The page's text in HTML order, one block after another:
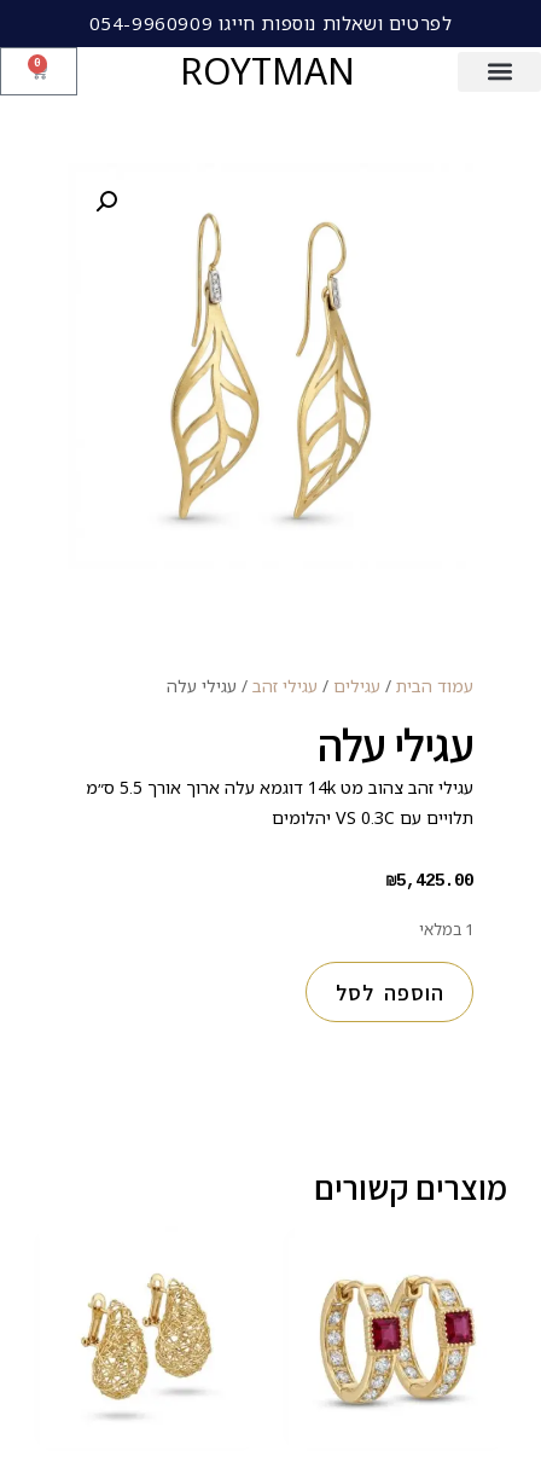
לפרטים ושאלות נוספות חייגו 054-9960909
ROYTMAN
0
עמוד הבית / עגילים / עגילי זהב / עגילי עלה
עגילי עלה
עגילי זהב צהוב מט 14k דוגמא עלה ארוך אורך 5.5 ס״מ
תלויים עם VS 0.3C יהלומים
₪5,425.00
1 במלאי
הוספה לסל
מוצרים קשורים